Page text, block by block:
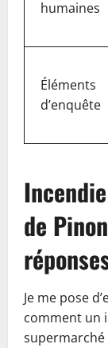
humaines
Éléments
d’enquête
de
Je me pose
comment un